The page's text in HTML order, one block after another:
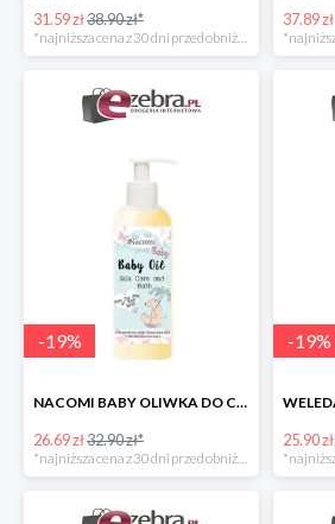
31.59 zł38.90 zł* 37.89 zł
-19%
NACOMI BABY OLIWKA DO CIAŁA I KĄPIELI DLA DZIECI
26.69 zł32.90 zł*
*najniższa cena z 30 dni przed obniżką
-19%
25.90 zł